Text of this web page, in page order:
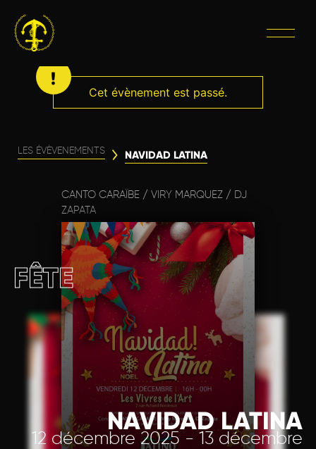
Cet évènement est passé.
LES ÉVÈVENEMENTS NAVIDAD LATINA
CANTO CARAÏBE / VIRY MARQUEZ / DJ
ZAPATA
NAVIDAD LATINA
12 décembre 2025 - 13 décembre
FÊTE